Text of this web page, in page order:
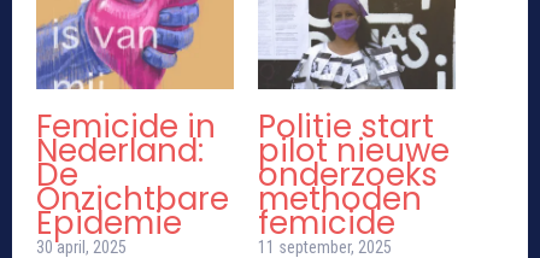
Femicide in
Nederland:
De
Onzichtbare
Epidemie
30 april, 2025
Politie start
pilot nieuwe
onderzoeks
methoden
femicide
11 september, 2025